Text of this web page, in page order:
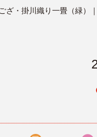
ざ・掛川織り一畳（緑）